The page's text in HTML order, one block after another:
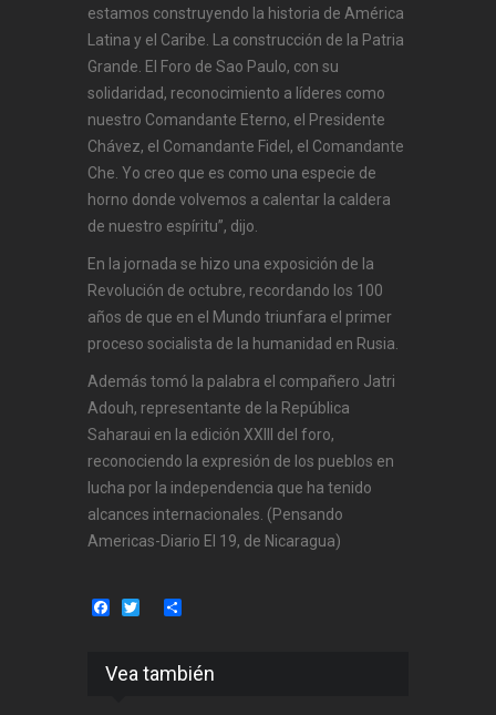
estamos construyendo la historia de América
Latina y el Caribe. La construcción de la Patria
Grande. El Foro de Sao Paulo, con su
solidaridad, reconocimiento a líderes como
nuestro Comandante Eterno, el Presidente
Chávez, el Comandante Fidel, el Comandante
Che. Yo creo que es como una especie de
horno donde volvemos a calentar la caldera
de nuestro espíritu”, dijo.
En la jornada se hizo una exposición de la
Revolución de octubre, recordando los 100
años de que en el Mundo triunfara el primer
proceso socialista de la humanidad en Rusia.
Además tomó la palabra el compañero Jatri
Adouh, representante de la República
Saharaui en la edición XXIII del foro,
reconociendo la expresión de los pueblos en
lucha por la independencia que ha tenido
alcances internacionales. (Pensando
Americas-Diario El 19, de Nicaragua)
Facebook
Twitter
Vea también